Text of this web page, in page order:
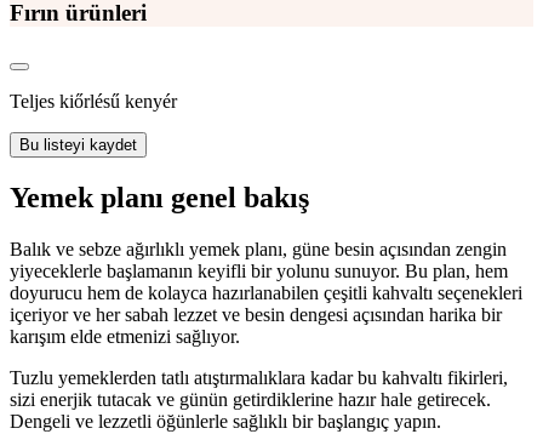
Fırın ürünleri
Teljes kiőrlésű kenyér
Bu listeyi kaydet
Yemek planı genel bakış
Balık ve sebze ağırlıklı yemek planı, güne besin açısından zengin
yiyeceklerle başlamanın keyifli bir yolunu sunuyor. Bu plan, hem
doyurucu hem de kolayca hazırlanabilen çeşitli kahvaltı seçenekleri
içeriyor ve her sabah lezzet ve besin dengesi açısından harika bir
karışım elde etmenizi sağlıyor.
Tuzlu yemeklerden tatlı atıştırmalıklara kadar bu kahvaltı fikirleri,
sizi enerjik tutacak ve günün getirdiklerine hazır hale getirecek.
Dengeli ve lezzetli öğünlerle sağlıklı bir başlangıç yapın.